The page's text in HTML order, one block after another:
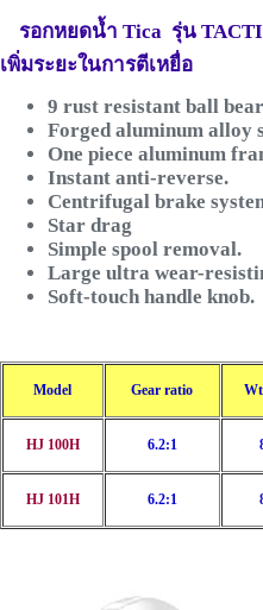
รอกหยดน้ำ Tica รุ่น
เพิ่มระยะในการตีเหยื่อ
9 rust resistant ball
Forged aluminum alloy
One piece aluminum
Instant anti-reverse.
Centrifugal brake
Star drag
Simple spool removal.
Large ultra wear-
Soft-touch handle knob.
Model Gear ratio
HJ 100H 6.2:1
HJ 101H 6.2:1